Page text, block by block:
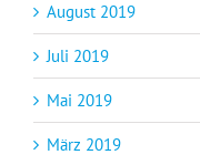
August 2019
Juli 2019
Mai 2019
März 2019